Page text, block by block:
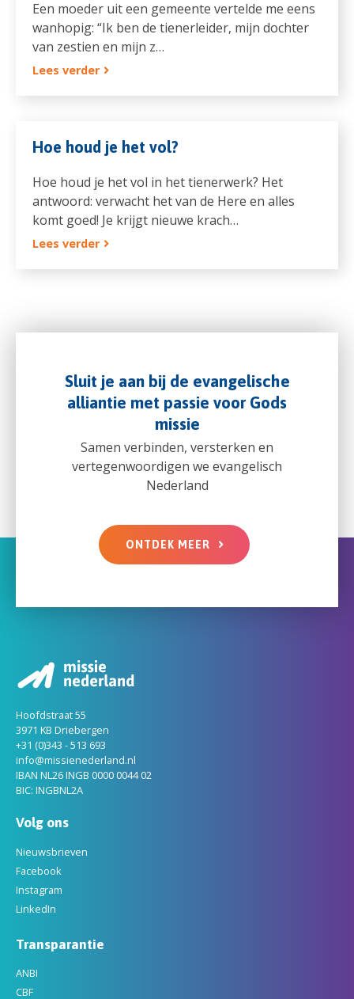
Een moeder uit een gemeente vertelde me eens
wanhopig: “Ik ben de tienerleider, mijn dochter
van zestien en mijn z…
Lees verder
Hoe houd je het vol?
Hoe houd je het vol in het tienerwerk? Het
antwoord: verwacht het van de Here en alles
komt goed! Je krijgt nieuwe krach…
Lees verder
Sluit je aan bij de evangelische
alliantie met passie voor Gods
missie
Samen verbinden, versterken en
vertegenwoordigen we evangelisch
Nederland
ONTDEK MEER
Hoofdstraat 55
3971 KB Driebergen
+31 (0)343 - 513 693
info@missienederland.nl
IBAN NL26 INGB 0000 0044 02
BIC: INGBNL2A
Volg ons
Nieuwsbrieven
Facebook
Instagram
LinkedIn
Transparantie
ANBI
CBF